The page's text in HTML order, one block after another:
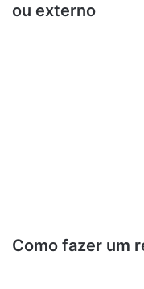
ou externo
Como fazer um